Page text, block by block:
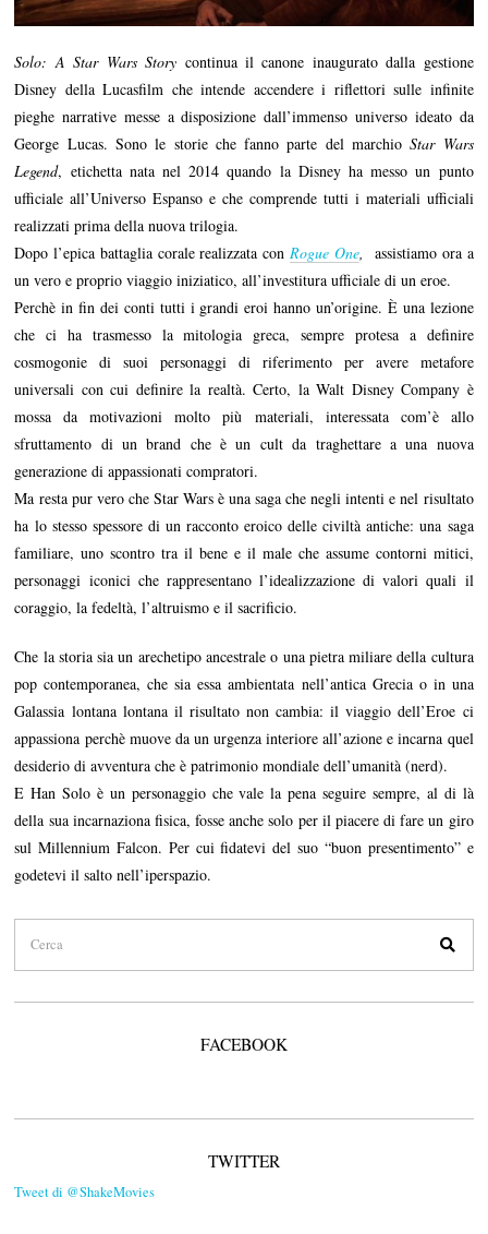
Solo: A Star Wars Story continua il canone inaugurato dalla gestione
Disney della Lucasfilm che intende accendere i riflettori sulle infinite
pieghe narrative messe a disposizione dall’immenso universo ideato da
George Lucas. Sono le storie che fanno parte del marchioStar Wars
Legend, etichetta nata nel 2014 quando la Disney ha messo un punto
ufficiale all’Universo Espanso e che comprende tutti i materiali ufficiali
realizzati prima della nuova trilogia.
Dopo l’epica battaglia corale realizzata con Rogue One,
assistiamo ora a
un vero e proprio viaggio iniziatico, all’investitura ufficiale di un eroe.
Perchè in fin dei conti tutti i grandi eroi hanno un’origine. È una lezione
che ci ha trasmesso la mitologia greca, sempre protesa a definire
cosmogonie di suoi personaggi di riferimento per avere metafore
universali con cui definire la realtà. Certo, la Walt Disney Company è
mossa da motivazioni molto più materiali, interessata com’è allo
sfruttamento di un brand che è un cult da traghettare a una nuova
generazione di appassionati compratori.
Ma resta pur vero che Star Wars è una saga che negli intenti e nel risultato
ha lo stesso spessore di un racconto eroico delle civiltà antiche: una saga
familiare, uno scontro tra il bene e il male che assume contorni mitici,
personaggi iconici che rappresentano l’idealizzazione di valori quali il
coraggio, la fedeltà, l’altruismo e il sacrificio.
Che la storia sia un arechetipo ancestrale o una pietra miliare della cultura
pop contemporanea, che sia essa ambientata nell’antica Grecia o in una
Galassia lontana lontana il risultato non cambia: il viaggio dell’Eroe ci
appassiona perchè muove da un urgenza interiore all’azione e incarna quel
desiderio di avventura che è patrimonio mondiale dell’umanità (nerd).
E Han Solo è un personaggio che vale la pena seguire sempre, al di là
della sua incarnaziona fisica, fosse anche solo per il piacere di fare un giro
sul Millennium Falcon. Per cui fidatevi del suo “buon presentimento” e
godetevi il salto nell’iperspazio.
FACEBOOK
TWITTER
Tweet di @ShakeMovies